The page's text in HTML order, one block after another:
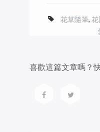
花草隨筆, 花
喜歡這篇文章嗎？